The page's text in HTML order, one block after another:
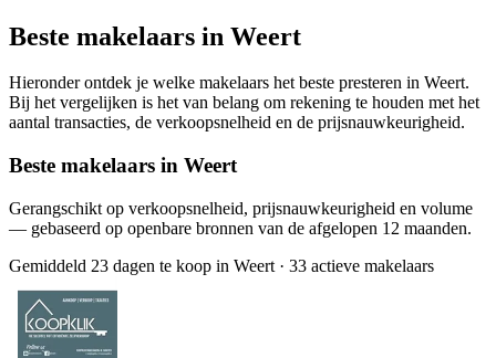
Beste makelaars in Weert
Hieronder ontdek je welke makelaars het beste presteren in Weert.
Bij het vergelijken is het van belang om rekening te houden met het
aantal transacties, de verkoopsnelheid en de prijsnauwkeurigheid.
Beste makelaars in Weert
Gerangschikt op verkoopsnelheid, prijsnauwkeurigheid en volume
— gebaseerd op openbare bronnen van de afgelopen 12 maanden.
Gemiddeld 23 dagen te koop in Weert · 33 actieve makelaars